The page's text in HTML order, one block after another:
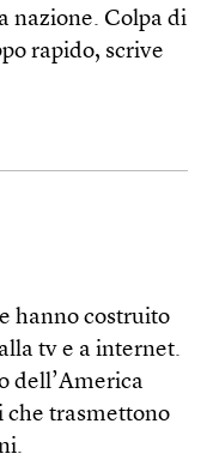
nazione. Colpa di
rapido, scrive
hanno costruito
tv e a internet.
dell’America
che trasmettono